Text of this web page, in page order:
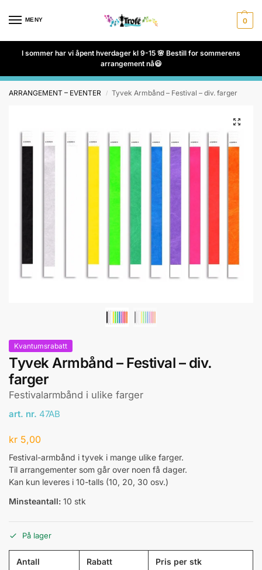
MENY 0
I sommer har vi åpent hverdager kl 9-15 🌸 Bestill for sommerens
arrangement nå😃
ARRANGEMENT – EVENTER / Tyvek Armbånd – Festival – div. farger
Kvantumsrabatt
Tyvek Armbånd – Festival – div.
farger
Festivalarmbånd i ulike farger
art. nr. 47AB
kr 5,00
Festival-armbånd i tyvek i mange ulike farger.
Til arrangementer som går over noen få dager.
Kan kun leveres i 10-talls (10, 20, 30 osv.)
Minsteantall: 10 stk
På lager
Antall Rabatt Pris per stk